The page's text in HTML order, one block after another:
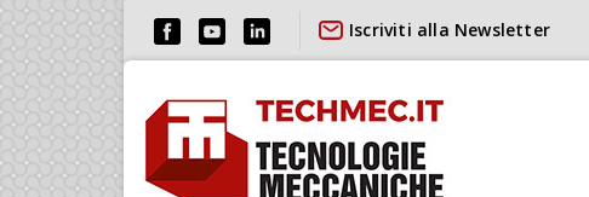
Iscriviti alla Newsletter